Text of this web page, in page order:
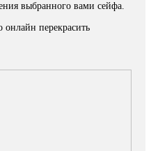
выбранного вами сейфа.
онлайн перекрасить